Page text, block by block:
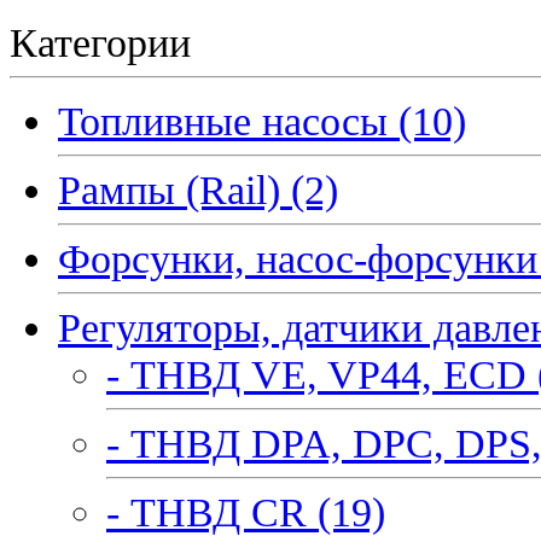
Категории
Топливные насосы (10)
Рампы (Rail) (2)
Форсунки, насос-
Регуляторы, датчики
- ТНВД VE, VP44, ECD
- ТНВД DPA, DPC,
- ТНВД CR (19)